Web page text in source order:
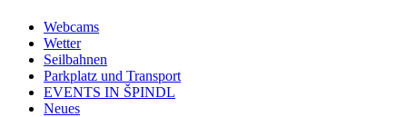
Webcams
Wetter
Seilbahnen
Parkplatz und Transport
EVENTS IN ŠPINDL
Neues